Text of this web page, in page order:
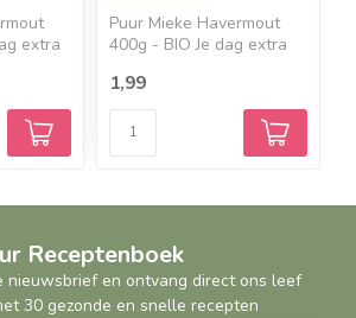
extra
Puur Mieke Havermout
400g - BIO Je dag extra
1,99
Receptenboek
nieuwsbrief en ontvang direct ons leef
30 gezonde en snelle recepten